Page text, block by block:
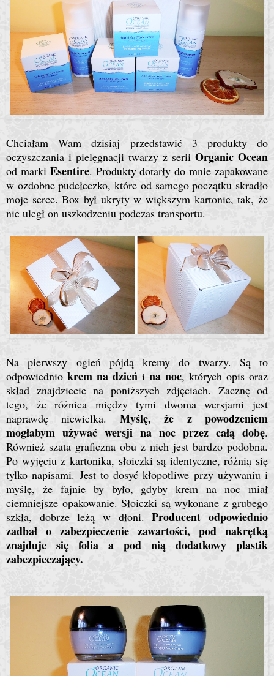
Chciałam Wam dzisiaj przedstawić 3 produkty do
oczyszczania i pielęgnacji twarzy z serii Organic Ocean
od marki Esentire. Produkty dotarły do mnie zapakowane
w ozdobne pudełeczko, które od samego początku skradło
moje serce. Box był ukryty w większym kartonie, tak, że
nie uległ on uszkodzeniu podczas transportu.
Na pierwszy ogień pójdą kremy do twarzy. Są to
odpowiednio krem na dzień i na noc, których opis oraz
skład znajdziecie na poniższych zdjęciach. Zacznę od
tego, że różnica między tymi dwoma wersjami jest
naprawdę niewielka. Myślę, że z powodzeniem
mogłabym używać wersji na noc przez całą dobę.
Również szata graficzna obu z nich jest bardzo podobna.
Po wyjęciu z kartonika, słoiczki są identyczne, różnią się
tylko napisami. Jest to dosyć kłopotliwe przy używaniu i
myślę, że fajnie by było, gdyby krem na noc miał
ciemniejsze opakowanie. Słoiczki są wykonane z grubego
szkła, dobrze leżą w dłoni.Producent odpowiednio
zadbał o zabezpieczenie zawartości, pod nakrętką
znajduje się folia a pod nią dodatkowy plastik
zabezpieczający.